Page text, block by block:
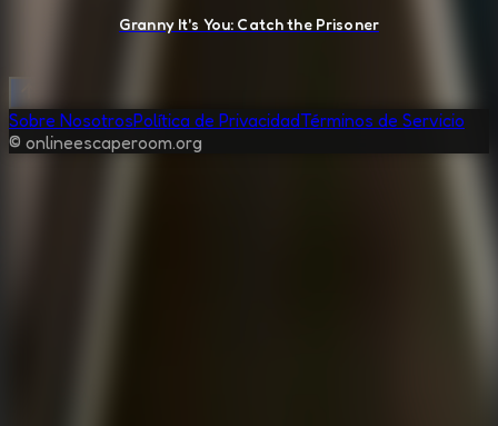
Granny It's You: Catch the Prisoner
Sobre NosotrosPolítica de PrivacidadTérminos de Servicio
© onlineescaperoom.org